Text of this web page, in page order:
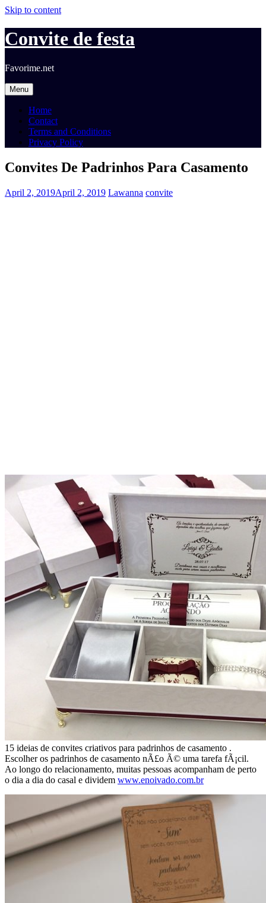
Skip to content
Convite de festa
Favorime.net
Menu
Home
Contact
Terms and Conditions
Privacy Policy
Convites De Padrinhos Para Casamento
April 2, 2019April 2, 2019 Lawanna convite
15 ideias de convites criativos para padrinhos de casamento .
Escolher os padrinhos de casamento nÃ£o Ã© uma tarefa fÃ¡cil.
Ao longo do relacionamento, muitas pessoas acompanham de perto
o dia a dia do casal e dividem www.enoivado.com.br